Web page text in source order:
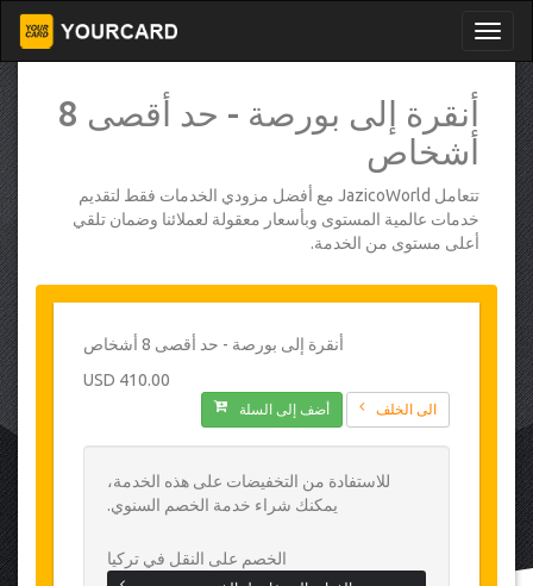
أنقرة إلى بورصة - حد أقصى 8
أشخاص
تتعامل JazicoWorld مع أفضل مزودي الخدمات فقط لتقديم
خدمات عالمية المستوى وبأسعار معقولة لعملائنا وضمان تلقي
أعلى مستوى من الخدمة.
أنقرة إلى بورصة - حد أقصى 8 أشخاص
410.00 USD
الى الخلف أضف إلى السلة
للاستفادة من التخفيضات على هذه الخدمة،
يمكنك شراء خدمة الخصم السنوي.
الخصم على النقل في تركيا